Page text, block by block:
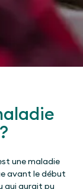
une maladie
avant le début
qui aurait pu